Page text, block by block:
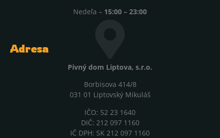
Nedeľa – 15:00 – 23:00
Adresa
Pivný dom Liptova, s.r.o.
Borbisova 414/8
031 01 Liptovský Mikuláš
IČO: 52 23 1640
DIČ: 212 097 1160
IČ DPH: SK 212 097 1160